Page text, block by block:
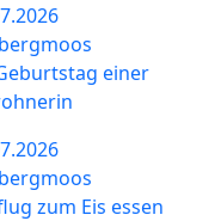
einer
zum Eis essen